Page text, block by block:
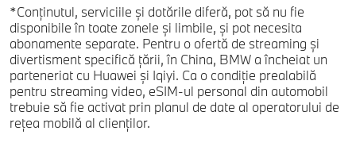
*Conţinutul, serviciile şi dotările diferă, pot să nu fie
disponibile în toate zonele şi limbile, şi pot necesita
abonamente separate. Pentru o ofertă de streaming şi
divertisment specifică ţării, în China, BMW a încheiat un
parteneriat cu Huawei şi Iqiyi. Ca o condiţie prealabilă
pentru streaming video, eSIM-ul personal din automobil
trebuie să fie activat prin planul de date al operatorului de
reţea mobilă al clienţilor.